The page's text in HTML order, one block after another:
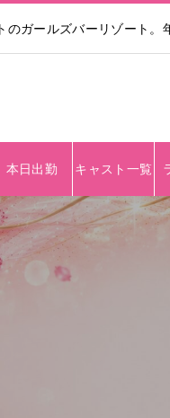
ガールズバーリゾート
本日出勤 キャスト一覧